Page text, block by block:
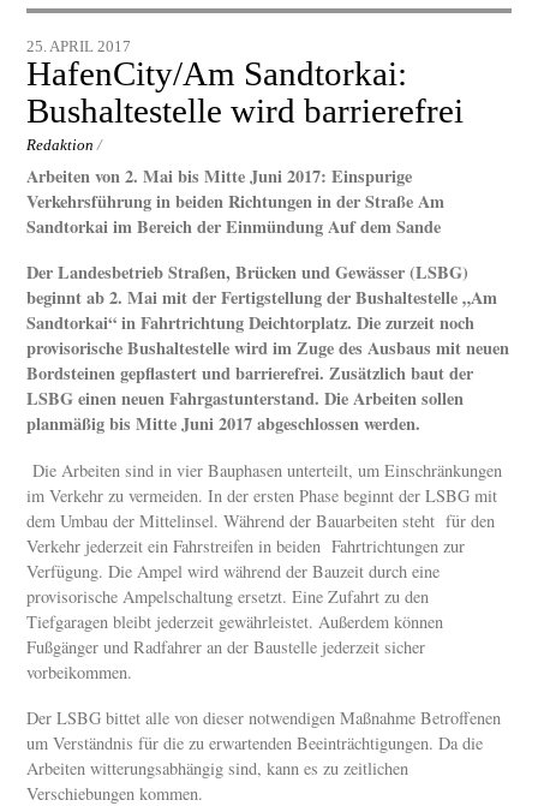
25. APRIL 2017
HafenCity/Am Sandtorkai:
Bushaltestelle wird barrierefrei
Redaktion /
Arbeiten von 2. Mai bis Mitte Juni 2017: Einspurige
Verkehrsführung in beiden Richtungen in der Straße Am
Sandtorkai im Bereich der Einmündung Auf dem Sande
Der Landesbetrieb Straßen, Brücken und Gewässer (LSBG)
beginnt ab 2. Mai mit der Fertigstellung der Bushaltestelle „Am
Sandtorkai“ in Fahrtrichtung Deichtorplatz. Die zurzeit noch
provisorische Bushaltestelle wird im Zuge des Ausbaus mit neuen
Bordsteinen gepflastert und barrierefrei. Zusätzlich baut der
LSBG einen neuen Fahrgastunterstand. Die Arbeiten sollen
planmäßig bis Mitte Juni 2017 abgeschlossen werden.
Die Arbeiten sind in vier Bauphasen unterteilt, um Einschränkungen
im Verkehr zu vermeiden. In der ersten Phase beginnt der LSBG mit
dem Umbau der Mittelinsel. Während der Bauarbeiten steht für den
Verkehr jederzeit ein Fahrstreifen in beiden Fahrtrichtungen zur
Verfügung. Die Ampel wird während der Bauzeit durch eine
provisorische Ampelschaltung ersetzt. Eine Zufahrt zu den
Tiefgaragen bleibt jederzeit gewährleistet. Außerdem können
Fußgänger und Radfahrer an der Baustelle jederzeit sicher
vorbeikommen.
Der LSBG bittet alle von dieser notwendigen Maßnahme Betroffenen
um Verständnis für die zu erwartenden Beeinträchtigungen. Da die
Arbeiten witterungsabhängig sind, kann es zu zeitlichen
Verschiebungen kommen.